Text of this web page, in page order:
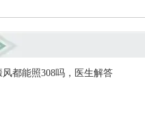
都能照308吗，医生解答